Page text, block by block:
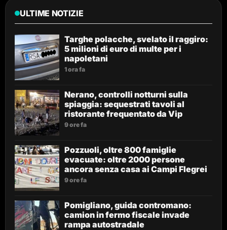
ULTIME NOTIZIE
Targhe polacche, svelato il raggiro:
5 milioni di euro di multe per i
napoletani
1 ora fa
Nerano, controlli notturni sulla
spiaggia: sequestrati tavoli al
ristorante frequentato da Vip
9 ore fa
Pozzuoli, oltre 800 famiglie
evacuate: oltre 2000 persone
ancora senza casa ai Campi Flegrei
9 ore fa
Pomigliano, guida contromano:
camion in fermo fiscale invade
rampa autostradale